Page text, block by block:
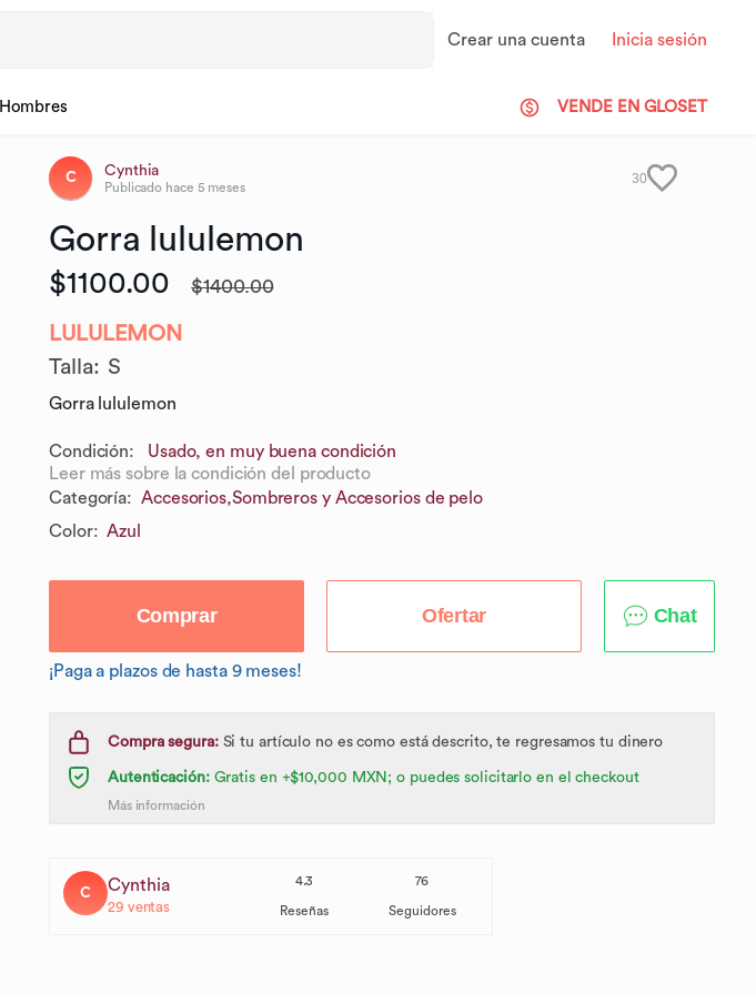
Crear una cuenta Inicia sesión
Hombres VENDE EN GLOSET
C Cynthia
Publicado hace 5 meses
30
Gorra lululemon
$1100.00 $1400.00
LULULEMON
Talla: S
Gorra lululemon
Condición:
Usado, en muy buena condición
Leer más sobre la condición del producto
Categoría: Accesorios,Sombreros y Accesorios de pelo
Color: Azul
Comprar Ofertar Chat
¡Paga a plazos de hasta 9 meses!
Compra segura:Si tu artículo no es como está descrito, te regresamos tu dinero
Autenticación:Gratis en +$10,000 MXN; o puedes solicitarlo en el checkout
Más información
C Cynthia
29 ventas
4.3
Reseñas
76
Seguidores